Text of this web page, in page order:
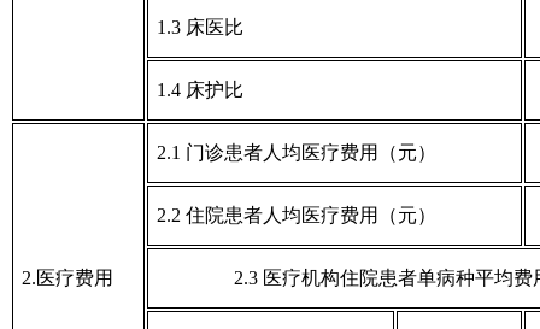
1.3 床医比
1.4 床护比
2.医疗费用
2.1 门诊患者人均医疗费用（元）
2.2 住院患者人均医疗费用（元）
2.3 医疗机构住院患者单病种平均费